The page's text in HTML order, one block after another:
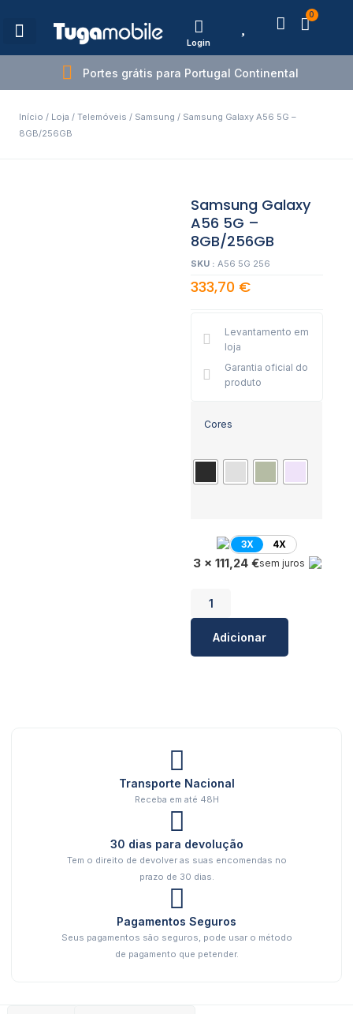
Login
0
Portes grátis para Portugal Continental
Início / Loja / Telemóveis / Samsung / Samsung Galaxy A56 5G –
8GB/256GB
Samsung Galaxy
A56 5G –
8GB/256GB
SKU :A56 5G 256
333,70 €
Levantamento em
loja
Garantia oficial do
produto
Cores
3X 4X
3 x 111,24 €sem juros
Adicionar
Transporte Nacional
Receba em até 48H
30 dias para devolução
Tem o direito de devolver as suas encomendas no
prazo de 30 dias.
Pagamentos Seguros
Seus pagamentos são seguros, pode usar o método
de pagamento que petender.